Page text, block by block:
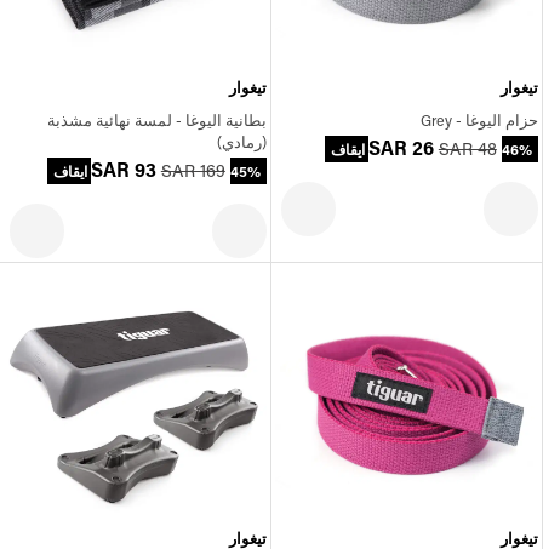
تيغوار
حزام اليوغا - Grey
SAR 26 SAR 48 46% ايقاف
تيغوار
بطانية اليوغا - لمسة نهائية مشذبة
(رمادي)
SAR 93 SAR 169 45% ايقاف
تيغوار
تيغوار